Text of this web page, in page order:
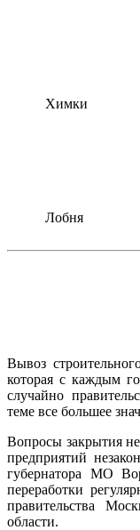
Химки
Лобня
Вывоз
которая с каждым
случайно
теме все большее
Вопросы закрытия
предприятий
губернатора МО
переработки
правительства
области.